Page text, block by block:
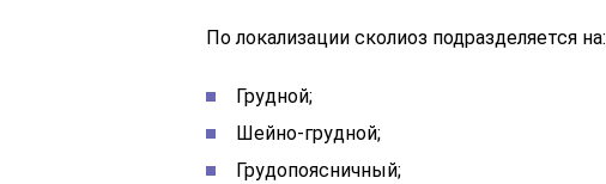
По локализации сколиоз подразделяется на:
Грудной;
Шейно-грудной;
Грудопоясничный;